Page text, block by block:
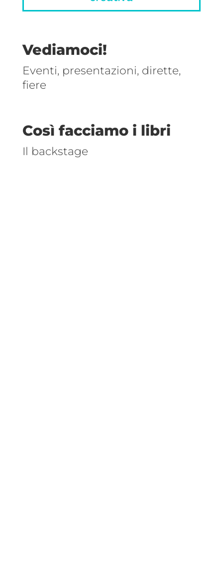
Vediamoci!
Eventi, presentazioni, dirette,
fiere
Così facciamo i libri
Il backstage